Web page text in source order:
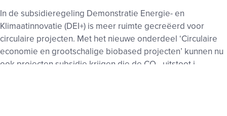
In de subsidieregeling Demonstratie Energie- en
Klimaatinnovatie (DEI+) is meer ruimte gecreëerd voor
circulaire projecten. Met het nieuwe onderdeel ‘Circulaire
economie en grootschalige biobased projecten’ kunnen nu
ook projecten subsidie krijgen die de CO
-uitstoot i...